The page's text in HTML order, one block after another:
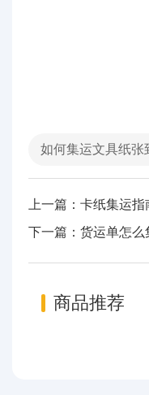
如何集运文具纸张
上一篇：卡纸集运指
下一篇：货运单怎么
商品推荐